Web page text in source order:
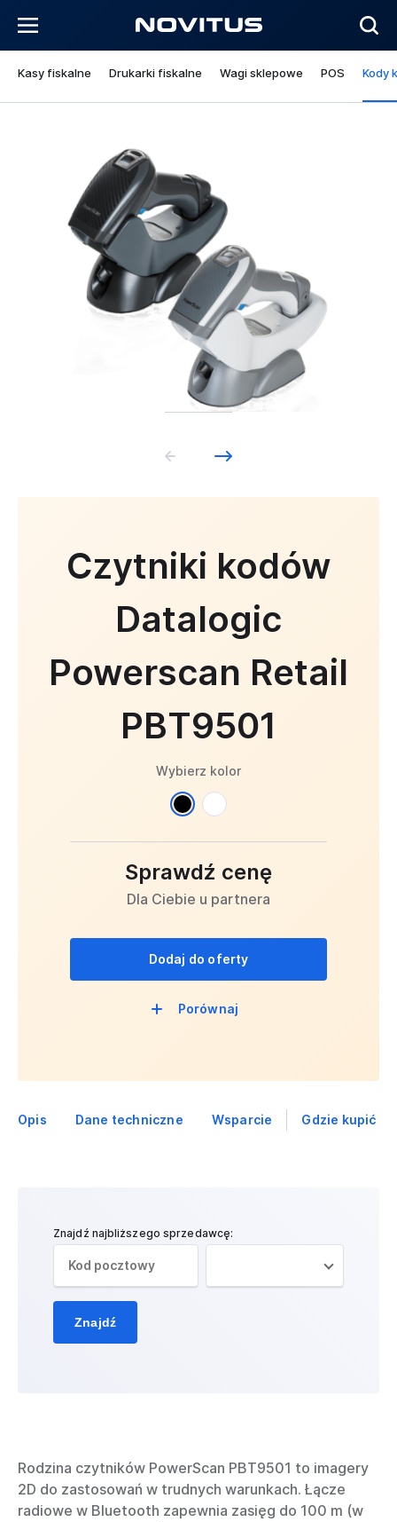
Kasy fiskalne Drukarki fiskalne Wagi sklepowe POS Kody
Czytniki kodów
Datalogic
Powerscan Retail
PBT9501
Wybierz kolor
Sprawdź cenę
Dla Ciebie u partnera
Dodaj do oferty
Porównaj
Opis Dane techniczne Wsparcie Gdzie kupić
Znajdź najbliższego sprzedawcę:
Znajdź
Rodzina czytników PowerScan PBT9501 to imagery
2D do zastosowań w trudnych warunkach. Łącze
radiowe w Bluetooth zapewnia zasięg do 100 m (w